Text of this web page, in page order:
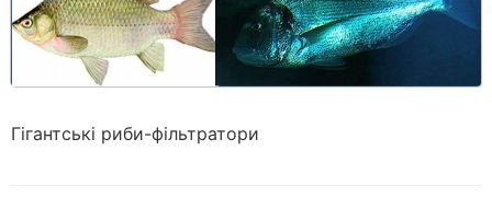
Гігантські риби-фільтратори